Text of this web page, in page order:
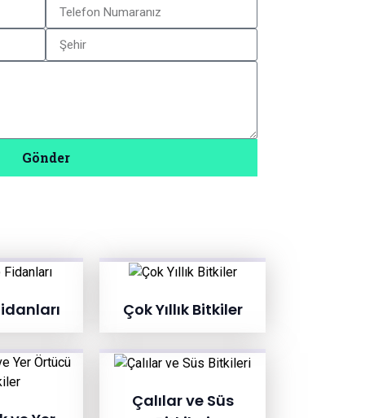
Gönder
Çok Yıllık Bitkiler
Çalılar ve Süs